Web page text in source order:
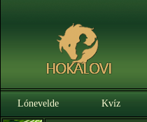
Lónevelde Kvíz